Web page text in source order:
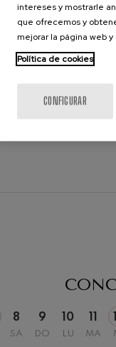
Violín
8
SA
9
DO
10
LU MA
intereses y mostrarle
que ofrecemos y
mejorar la página web
Política de cookies
CONFIGURAR